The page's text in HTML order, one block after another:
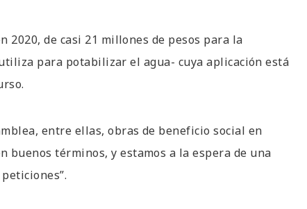
de casi 21 millones de pesos para la
para potabilizar el agua- cuya aplicación está
entre ellas, obras de beneficio social en
buenos términos, y estamos a la espera de una